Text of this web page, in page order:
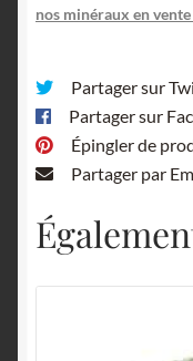
nos minéraux en vente
Partager sur
Partager sur
Épingler de
Partager par